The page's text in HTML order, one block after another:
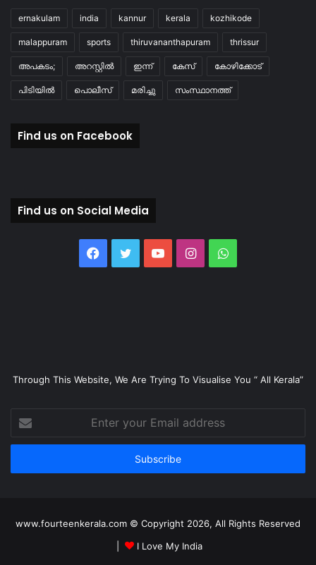
ernakulam india kannur kerala kozhikode
malappuram sports thiruvananthapuram thrissur
അപകടം; അറസ്റ്റിൽ ഇന്ന് കേസ് കോഴിക്കോട്
പിടിയിൽ പൊലീസ് മരിച്ചു സംസ്ഥാനത്ത്
Find us on Facebook
Find us on Social Media
Facebook
TwitterYouTubeInstagramWhatsApp
Through This Website, We Are Trying To Visualise You “ All Kerala”
your
Email
www.fourteenkerala.com © Copyright 2026, All Rights Reserved
I Love My India